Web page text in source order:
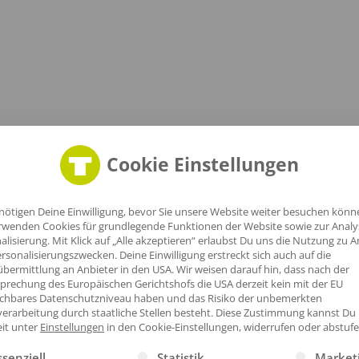
geeignet
Cookie Einstellungen
Deine Einwilligung, bevor Sie unsere Website weiter besuchen
Cookies für grundlegende Funktionen der Website sowie zur
Mit Klick auf „Alle akzeptieren“ erlaubst Du uns die Nutzung zu
Deine Einwilligung erstreckt sich auch auf die
an Anbieter in den USA. Wir weisen darauf hin, dass nach der
des Europäischen Gerichtshofs die USA derzeit kein mit der EU
Datenschutzniveau haben und das Risiko der unbemerkten
durch staatliche Stellen besteht. Diese Zustimmung kannst Du
unter Einstellungen in den Cookie-Einstellungen, widerrufen oder
eine Liste der Service-Gruppen, für die eine Einwilligung